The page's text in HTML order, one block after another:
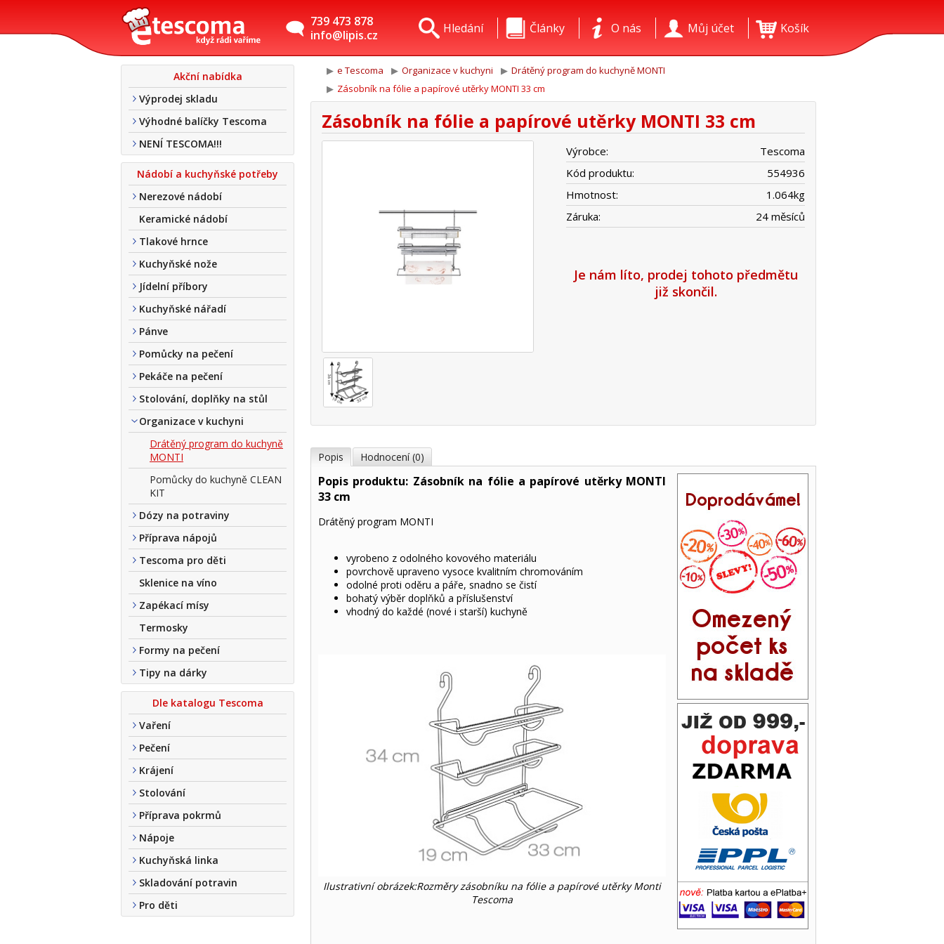
739 473 878
info@lipis.cz
Košík
Můj účet
O nás
Články
Hledání
Akční nabídka
Výprodej skladu
Výhodné balíčky Tescoma
NENÍ TESCOMA!!!
Nádobí a kuchyňské potřeby
Nerezové nádobí
Keramické nádobí
Tlakové hrnce
Kuchyňské nože
Jídelní příbory
Kuchyňské nářadí
Pánve
Pomůcky na pečení
Pekáče na pečení
Stolování, doplňky na stůl
Organizace v kuchyni
Drátěný program do kuchyně
MONTI
Pomůcky do kuchyně CLEAN
KIT
Dózy na potraviny
Příprava nápojů
Tescoma pro děti
Sklenice na víno
Zapékací mísy
Termosky
Formy na pečení
Tipy na dárky
Dle katalogu Tescoma
Vaření
Pečení
Krájení
Stolování
Příprava pokrmů
Nápoje
Kuchyňská linka
Skladování potravin
Pro děti
e Tescoma Organizace v kuchyni
Drátěný program do kuchyně MONTI
Zásobník na fólie a papírové utěrky MONTI 33 cm
Zásobník na fólie a papírové utěrky MONTI 33 cm
Výrobce:
Tescoma
Kód produktu:
554936
Hmotnost:
1.064kg
Záruka:
24 měsíců
Je nám líto, prodej tohoto předmětu
již skončil.
Popis Hodnocení (0)
Popis produktu: Zásobník na fólie a papírové utěrky MONTI
33 cm
Drátěný program MONTI
vyrobeno z odolného kovového materiálu
povrchově upraveno vysoce kvalitním chromováním
odolné proti oděru a páře, snadno se čistí
bohatý výběr doplňků a příslušenství
vhodný do každé (nové i starší) kuchyně
Ilustrativní obrázek:Rozměry zásobníku na fólie a papírové utěrky Monti
Tescoma